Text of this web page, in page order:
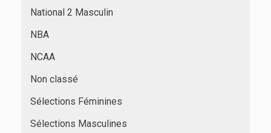
National 2 Masculin
NBA
NCAA
Non classé
Sélections Féminines
Sélections Masculines